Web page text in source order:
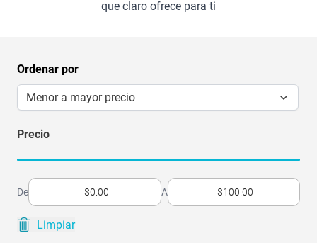
que claro ofrece para ti
Ordenar por
Menor a mayor precio
Precio
De A
Limpiar